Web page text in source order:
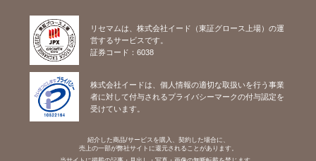
リセマムは、株式会社イード（東証グロース上場）の運
営するサービスです。
証券コード：6038
株式会社イードは、個人情報の適切な取扱いを行う事業
者に対して付与されるプライバシーマークの付与認定を
受けています。
紹介した商品/サービスを購入、契約した場合に、
売上の一部が弊社サイトに還元されることがあります。